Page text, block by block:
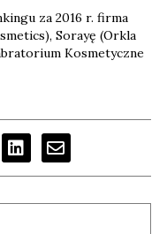
za 2016 r. firma
Sorayę (Orkla
Kosmetyczne